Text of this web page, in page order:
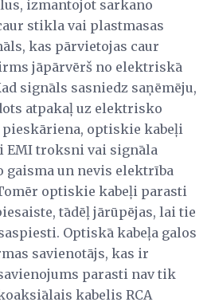
izmantojot sarkano
stikla vai plastmasas
kas pārvietojas caur
jāpārvērš no elektriskā
signāls sasniedz saņēmēju,
atpakaļ uz elektrisko
optiskie kabeļi
EMI troksni vai signāla
gaisma un nevis elektrība
optiskie kabeļi parasti
tādēļ jārūpējas, lai tie
Optiskā kabeļa galos
savienotājs, kas ir
parasti nav tik
kabelis RCA